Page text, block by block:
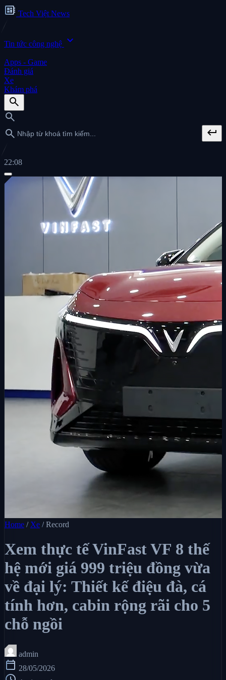
developer_board Tech Việt News
Tin tức công nghệ expand_more
Apps - Game
Đánh giá
Xe
Khám phá
search
search
search
keyboard_return
22:08
Home / Xe / Record
Xem thực tế VinFast VF 8 thế
hệ mới giá 999 triệu đồng vừa
về đại lý: Thiết kế điệu đà, cá
tính hơn, cabin rộng rãi cho 5
chỗ ngồi
admin
calendar_today 28/05/2026